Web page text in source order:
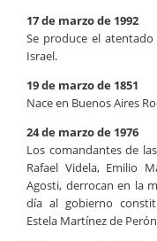
17 de marzo de 1992
Se produce el
Israel.
19 de marzo de 1851
Nace en Buenos Aires
24 de marzo de 1976
Los comandantes de
Rafael Videla, Emilio
Agosti, derrocan en la
día al gobierno
Estela Martínez de